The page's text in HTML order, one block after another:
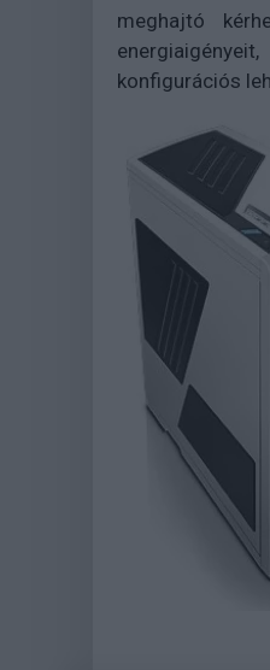
meghajtó
konfigurációs